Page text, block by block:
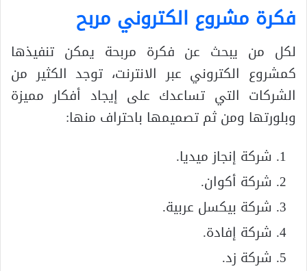
فكرة مشروع الكتروني مربح
لكل من يبحث عن فكرة مربحة يمكن تنفيذها
كمشروع الكتروني عبر الانترنت، توجد الكثير من
الشركات التي تساعدك على إيجاد أفكار مميزة
وبلورتها ومن ثم تصميمها باحتراف منها:
شركة إنجاز ميديا.
شركة أكوان.
شركة بيكسل عربية.
شركة إفادة.
شركة زد.